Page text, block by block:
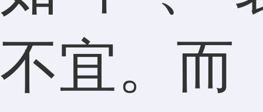
不宜。而